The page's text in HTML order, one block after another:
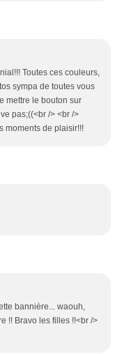
Toutes ces couleurs,
sympa de toutes vous
mettre le bouton sur
pas;((<br /> <br />
moments de plaisir!!!
bannière... waouh,
!! Bravo les filles !!<br />